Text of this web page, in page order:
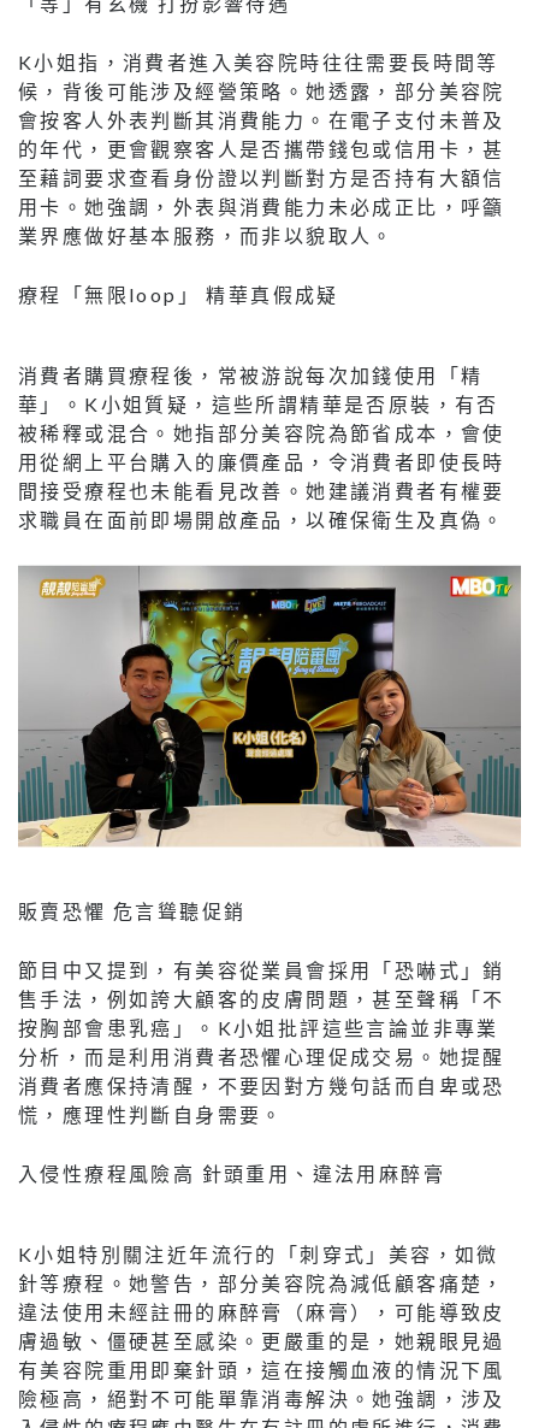
K小姐指，消費者進入美容院時往往需要長時間等
候，背後可能涉及經營策略。她透露，部分美容院
會按客人外表判斷其消費能力。在電子支付未普及
的年代，更會觀察客人是否攜帶錢包或信用卡，甚
至藉詞要求查看身份證以判斷對方是否持有大額信
用卡。她強調，外表與消費能力未必成正比，呼籲
業界應做好基本服務，而非以貌取人。
療程「無限loop」 精華真假成疑
消費者購買療程後，常被游說每次加錢使用「精
華」。K小姐質疑，這些所謂精華是否原裝，有否
被稀釋或混合。她指部分美容院為節省成本，會使
用從網上平台購入的廉價產品，令消費者即使長時
間接受療程也未能看見改善。她建議消費者有權要
求職員在面前即場開啟產品，以確保衛生及真偽。
販賣恐懼 危言聳聽促銷
節目中又提到，有美容從業員會採用「恐嚇式」銷
售手法，例如誇大顧客的皮膚問題，甚至聲稱「不
按胸部會患乳癌」。K小姐批評這些言論並非專業
分析，而是利用消費者恐懼心理促成交易。她提醒
消費者應保持清醒，不要因對方幾句話而自卑或恐
慌，應理性判斷自身需要。
入侵性療程風險高 針頭重用、違法用麻醉膏
K小姐特別關注近年流行的「刺穿式」美容，如微
針等療程。她警告，部分美容院為減低顧客痛楚，
違法使用未經註冊的麻醉膏（麻膏），可能導致皮
膚過敏、僵硬甚至感染。更嚴重的是，她親眼見過
有美容院重用即棄針頭，這在接觸血液的情況下風
險極高，絕對不可能單靠消毒解決。她強調，涉及